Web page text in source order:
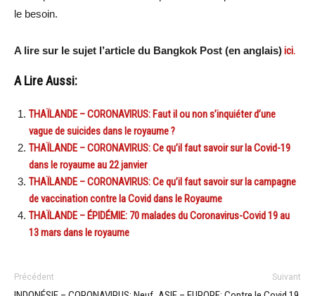
le besoin.
A lire sur le sujet l’article du Bangkok Post (en anglais)ici.
A Lire Aussi:
THAÏLANDE – CORONAVIRUS: Faut il ou non s’inquiéter d’une
vague de suicides dans le royaume ?
THAÏLANDE – CORONAVIRUS: Ce qu’il faut savoir sur la Covid-19
dans le royaume au 22 janvier
THAÏLANDE – CORONAVIRUS: Ce qu’il faut savoir sur la campagne
de vaccination contre la Covid dans le Royaume
THAÏLANDE – ÉPIDÉMIE: 70 malades du Coronavirus-Covid 19 au
13 mars dans le royaume
Précédent Suivant